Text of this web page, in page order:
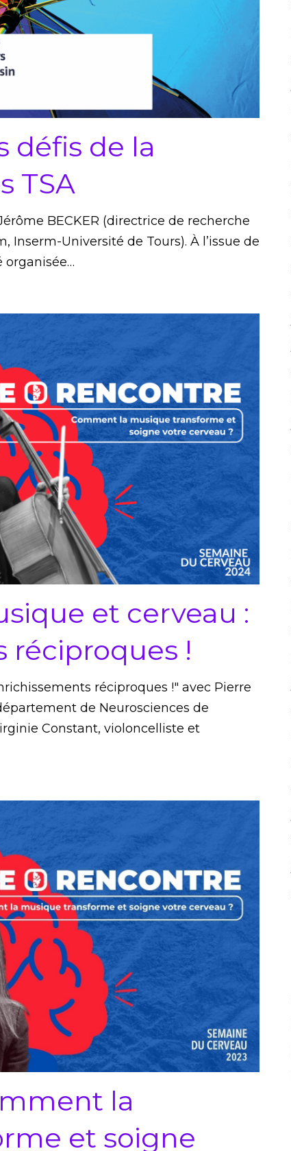
défis de la
TSA
BECKER (directrice de recherche
Inserm-Université de Tours). À l’issue de
organisée…
et cerveau :
réciproques !
réciproques !" avec Pierre
de Neurosciences de
Constant, violoncelliste et
la
et soigne